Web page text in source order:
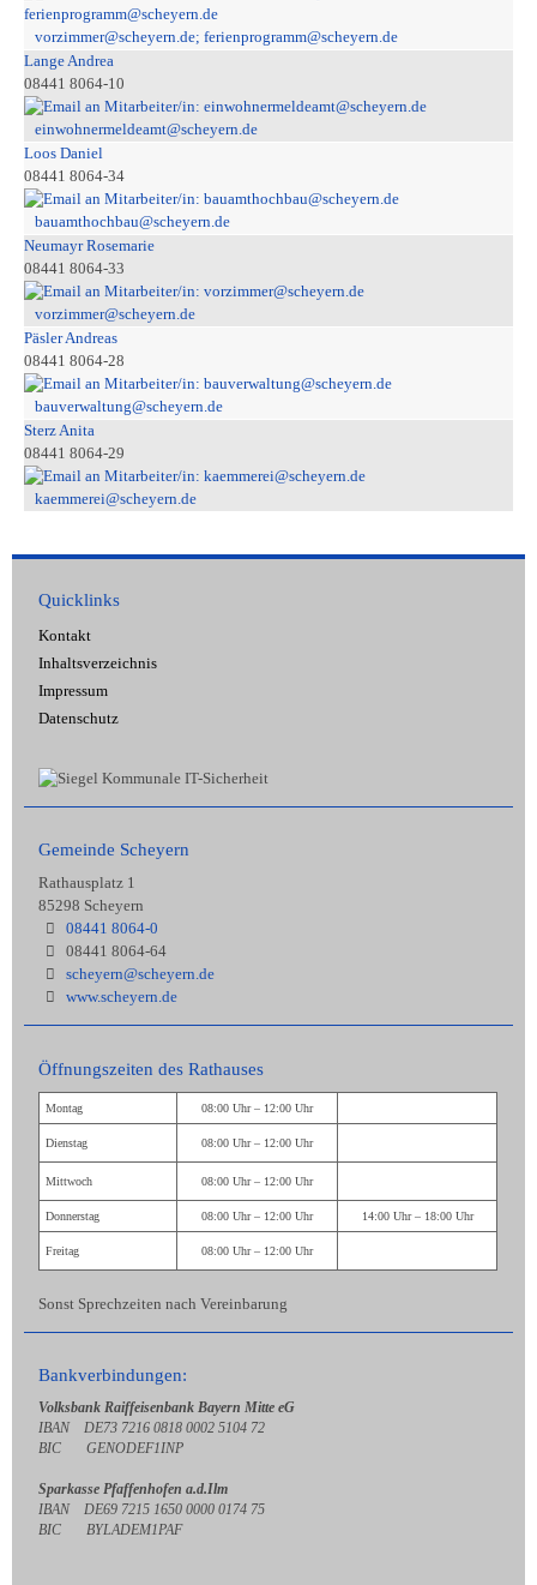
vorzimmer@scheyern.de; ferienprogramm@scheyern.de
Lange Andrea
08441 8064-10
einwohnermeldeamt@scheyern.de
Loos Daniel
08441 8064-34
bauamthochbau@scheyern.de
Neumayr Rosemarie
08441 8064-33
vorzimmer@scheyern.de
Päsler Andreas
08441 8064-28
bauverwaltung@scheyern.de
Sterz Anita
08441 8064-29
kaemmerei@scheyern.de
Quicklinks
Kontakt
Inhaltsverzeichnis
Impressum
Datenschutz
Gemeinde Scheyern
Rathausplatz 1
85298 Scheyern
08441 8064-0
08441 8064-64
scheyern@scheyern.de
www.scheyern.de
Öffnungszeiten des Rathauses
Montag 08:00 Uhr – 12:00 Uhr
Dienstag 08:00 Uhr – 12:00 Uhr
Mittwoch 08:00 Uhr – 12:00 Uhr
Donnerstag 08:00 Uhr – 12:00 Uhr 14:00 Uhr – 18:00 Uhr
Freitag 08:00 Uhr – 12:00 Uhr
Sonst Sprechzeiten nach Vereinbarung
Bankverbindungen:
Volksbank Raiffeisenbank Bayern Mitte eG
IBAN DE73 7216 0818 0002 5104 72
BIC GENODEF1INP
Sparkasse Pfaffenhofen a.d.Ilm
IBAN DE69 7215 1650 0000 0174 75
BIC BYLADEM1PAF